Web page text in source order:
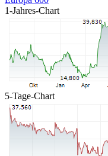
1-Jahres-Chart
5-Tage-Chart